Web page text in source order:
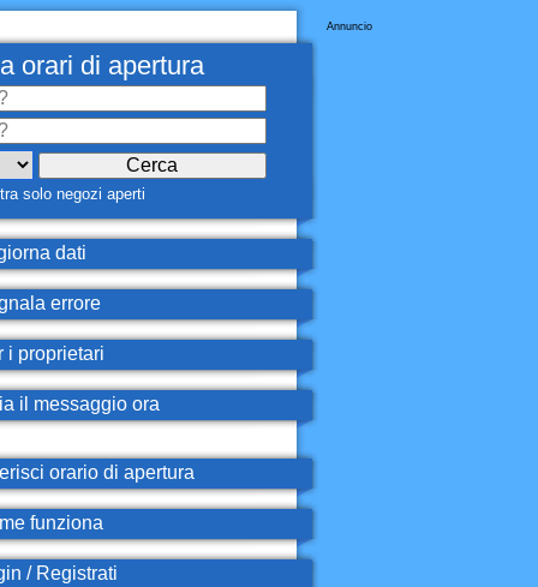
Annuncio
orari di apertura
solo negozi aperti
dati
errore
i proprietari
il messaggio ora
orario di apertura
funziona
/ Registrati